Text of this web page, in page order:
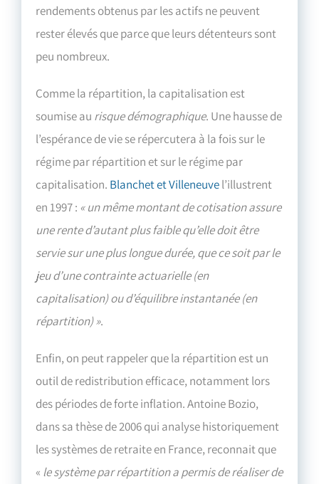
rendements obtenus par les actifs ne peuvent
rester élevés que parce que leurs détenteurs sont
peu nombreux.
Comme la répartition, la capitalisation est
soumise au risque démographique. Une hausse de
l’espérance de vie se répercutera à la fois sur le
régime par répartition et sur le régime par
capitalisation. Blanchet et Villeneuvel’illustrent
en 1997 : « un même montant de cotisation assure
une rente d’autant plus faible qu’elle doit être
servie sur une plus longue durée, que ce soit par le
jeu d’une contrainte actuarielle (en
capitalisation) ou d’équilibre instantanée (en
répartition) ».
Enfin, on peut rappeler que la répartition est un
outil de redistribution efficace, notamment lors
des périodes de forte inflation. Antoine Bozio,
dans sa thèse de 2006 qui analyse historiquement
les systèmes de retraite en France, reconnait que
« le système par répartition a permis de réaliser de